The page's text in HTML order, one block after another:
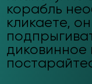
корабль
кликаете,
диковинное